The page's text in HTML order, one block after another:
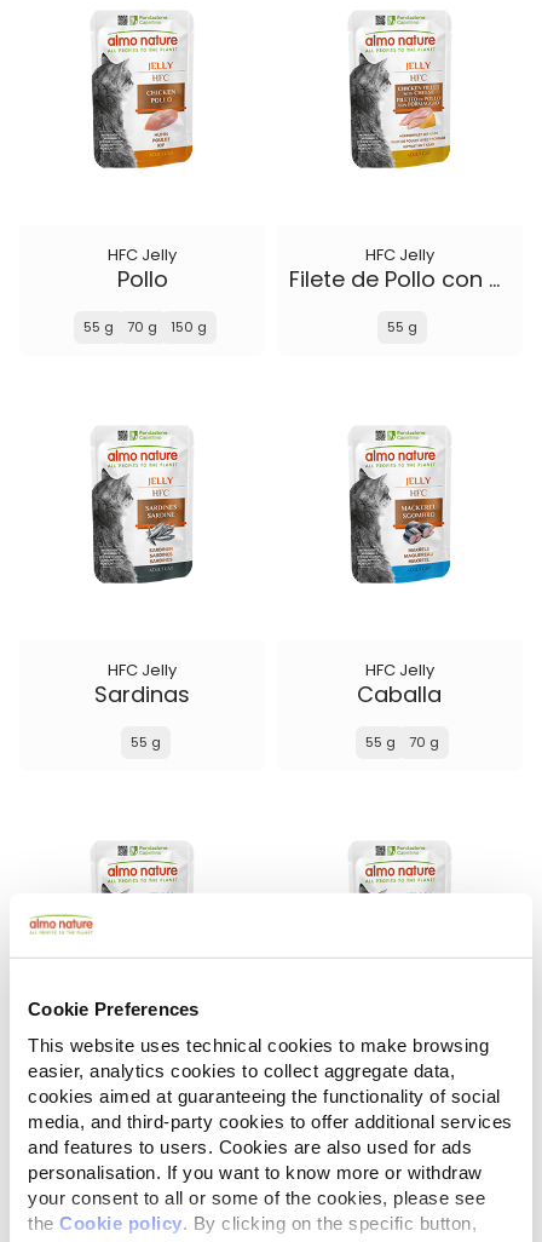
Cookie Preferences
This website uses technical cookies to make browsing
easier, analytics cookies to collect aggregate data,
cookies aimed at guaranteeing the functionality of social
media, and third-party cookies to offer additional services
and features to users. Cookies are also used for ads
personalisation. If you want to know more or withdraw
your consent to all or some of the cookies, please see
the Cookie policy. By clicking on the specific button,
HFC Jelly
Pollo
55 g 70 g 150 g
HFC Jelly
Filete de Pollo con Queso
55 g
HFC Jelly
Sardinas
55 g
HFC Jelly
Caballa
55 g 70 g
HFC Jelly
Atún con Lenguado
55 g
HFC Jelly
Atún
55 g 70 g 150 g